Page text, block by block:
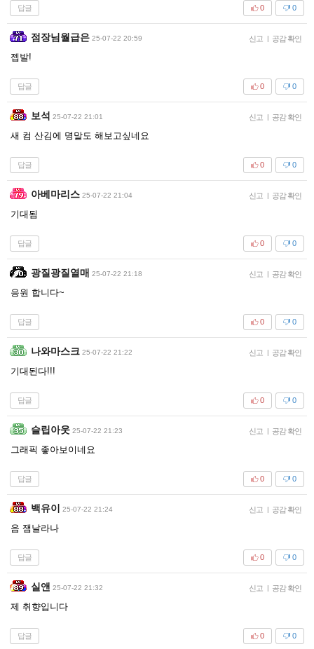
답글 0
0
점장님월급은 25-07-22 20:59 신고 | 공감 확인
젭발!
답글 0
0
보석 25-07-22 21:01 신고 | 공감 확인
새 컴 산김에 명말도 해보고싶네요
답글 0
0
아베마리스 25-07-22 21:04 신고 | 공감 확인
기대됨
답글 0
0
광질광질열매 25-07-22 21:18 신고 | 공감 확인
응원 합니다~
답글 0
0
나와마스크 25-07-22 21:22 신고 | 공감 확인
기대된다!!!
답글 0
0
슬립아웃 25-07-22 21:23 신고 | 공감 확인
그래픽 좋아보이네요
답글 0
0
백유이 25-07-22 21:24 신고 | 공감 확인
음 잼날라나
답글 0
0
실앤 25-07-22 21:32 신고 | 공감 확인
제 취향입니다
답글 0
0